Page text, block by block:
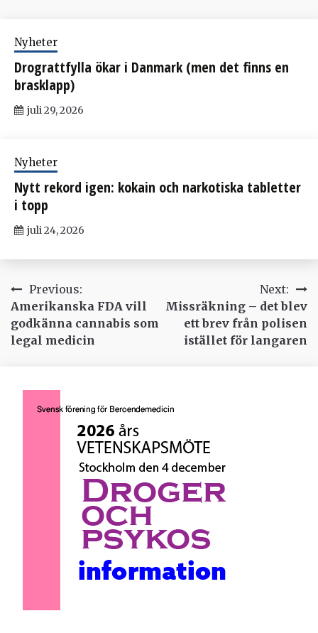
Nyheter
Drograttfylla ökar i Danmark (men det finns en
brasklapp)
juli 29, 2026
Nyheter
Nytt rekord igen: kokain och narkotiska tabletter
i topp
juli 24, 2026
Inläggsnavigering
Previous:
Amerikanska FDA vill
godkänna cannabis som
legal medicin
Next:
Missräkning – det blev
ett brev från polisen
istället för langaren